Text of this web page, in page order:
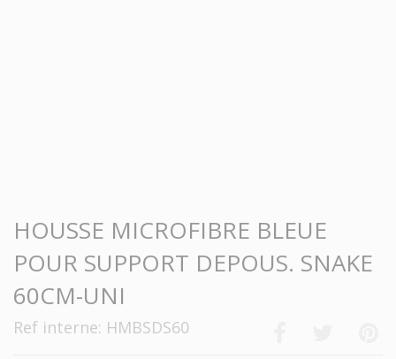
HOUSSE MICROFIBRE BLEUE
POUR SUPPORT DEPOUS. SNAKE
60CM-UNI
Ref interne: HMBSDS60